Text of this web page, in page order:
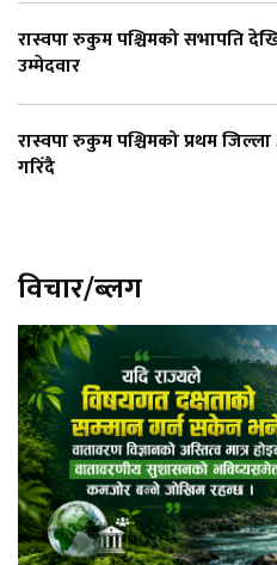
रास्वपा रुकुम पश्चिमको सभापति
उम्मेदवार
रास्वपा रुकुम पश्चिमको प्रथम
गरिँदै
विचार/ब्लग